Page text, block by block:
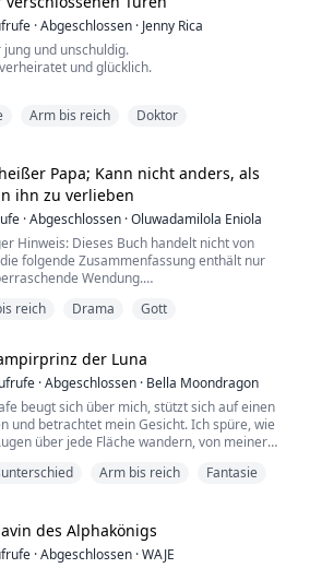
verursachte den Tod ihrer Mutter durch die
Geburt, die je aufgezeichnet wurde.
das, sie wurde mit zwei unterschiedlich
Augen geboren, eines war blau, das andere
·Abgeschlossen · Jenny Rica
jung und unschuldig.
und glücklich.
Großmutter im Anwesen der Morrows
ohnmächtig zu werden, nur um von ihm
zu werden und ihre Gefühle
Sie hatte nicht die Absicht,
Arm bis reich Doktor
Papa; Kann nicht anders, als
ihn zu verlieben
·Abgeschlossen ·Oluwadamilola Eniola
Hinweis: Dieses Buch handelt nicht von
folgende Zusammenfassung enthält nur
Wendung.
Vater im Bett zu liegen, war alles, wonach sie
sie begehrte ihren Vater. Es gab viele
da draußen, die ihr Bestes gaben, um ihre
reich Drama Gott
der Luna
·Abgeschlossen · Bella Moondragon
beugt sich über mich, stützt sich auf einen
und betrachtet mein Gesicht. Ich spüre, wie
über jede Fläche wandern, von meiner
und meinem Kinn, und dann für einen Moment
ist kühl, als sie ei...
Arm bis reich Fantasie
des Alphakönigs
·Abgeschlossen ·WAJE